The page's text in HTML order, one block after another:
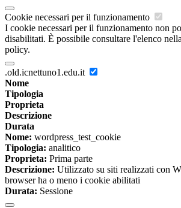
Cookie necessari per il funzionamento
I cookie necessari per il funzionamento non
disabilitati. È possibile consultare l'elenco
policy.
.old.icnettuno1.edu.it
Nome
Tipologia
Proprieta
Descrizione
Durata
Nome: wordpress_test_cookie
Tipologia: analitico
Proprieta: Prima parte
Descrizione: Utilizzato su siti realizzati con
browser ha o meno i cookie abilitati
Durata: Sessione